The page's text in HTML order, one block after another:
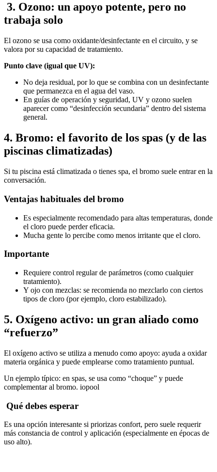
3. Ozono: un apoyo potente, pero no
trabaja solo
El ozono se usa como oxidante/desinfectante en el circuito, y se
valora por su capacidad de tratamiento.
Punto clave (igual que UV):
No deja residual, por lo que se combina con un desinfectante
que permanezca en el agua del vaso.
En guías de operación y seguridad, UV y ozono suelen
aparecer como “desinfección secundaria” dentro del sistema
general.
4. Bromo: el favorito de los spas (y de las
piscinas climatizadas)
Si tu piscina está climatizada o tienes spa, el bromo suele entrar en la
conversación.
Ventajas habituales del bromo
Es especialmente recomendado para altas temperaturas, donde
el cloro puede perder eficacia.
Mucha gente lo percibe como menos irritante que el cloro.
Importante
Requiere control regular de parámetros (como cualquier
tratamiento).
Y ojo con mezclas: se recomienda no mezclarlo con ciertos
tipos de cloro (por ejemplo, cloro estabilizado).
5. Oxígeno activo: un gran aliado como
“refuerzo”
El oxígeno activo se utiliza a menudo como apoyo: ayuda a oxidar
materia orgánica y puede emplearse como tratamiento puntual.
Un ejemplo típico: en spas, se usa como “choque” y puede
complementar al bromo. iopool
Qué debes esperar
Es una opción interesante si priorizas confort, pero suele requerir
más constancia de control y aplicación (especialmente en épocas de
uso alto).